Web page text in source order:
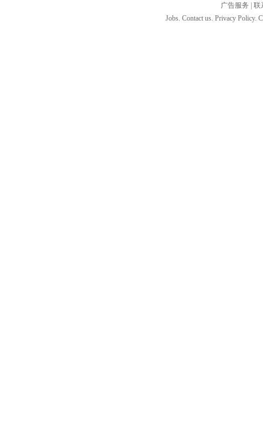
广告服务
联
Jobs. Contact us. Privacy Policy.